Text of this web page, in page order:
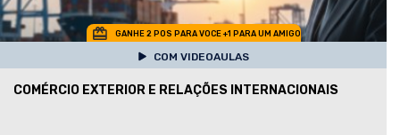
GANHE 2 POS PARA VOCE +1 PARA UM AMIGO
COM VIDEOAULAS
COMÉRCIO EXTERIOR E RELAÇÕES INTERNACIONAIS